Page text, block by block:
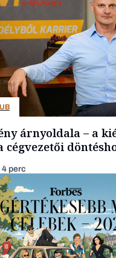
árnyoldala – a
cégvezetői
4 perc